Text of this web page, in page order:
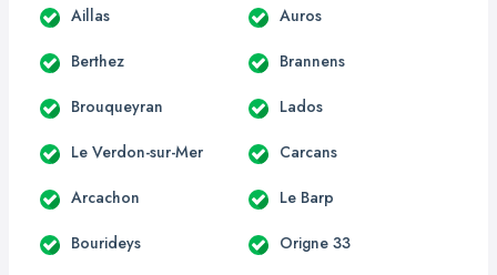
Aillas Auros
Berthez Brannens
Brouqueyran Lados
Le Verdon-sur-Mer Carcans
Arcachon Le Barp
Bourideys Origne 33